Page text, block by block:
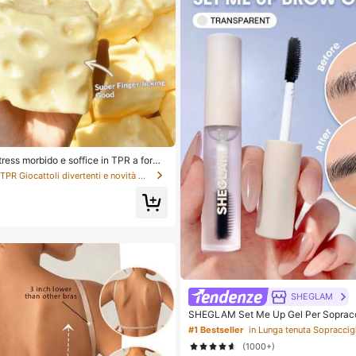
morbido e soffice in TPR a forma
di latte dolce, 5 cm, carino e di
da spremere, regalo alla moda e
compleanni, Pasqua, Ognissanti, N
per feste, migliora l'umore
in TPR Giocattoli divertenti e novità per adolesce
SHEGLAM
SHEGLAM Set Me Up Gel Per
Bellezza Cosmetici Trucco Per Donne
#1 Bestseller in Lunga tenuta
(1000+)